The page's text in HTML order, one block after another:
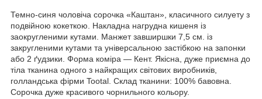
Темно-синя чоловіча сорочка «Каштан», класичного силуету з
подвійною кокеткою. Накладна нагрудна кишеня із
заокругленими кутами. Манжет завширшки 7,5 см. із
закругленими кутами та універсальною застібкою на запонки
або 2 ґудзики. Форма коміра — Кент. Якісна, дуже приємна до
тіла тканина одного з найкращих світових виробників,
голландська фірми Tootal. Склад тканини: 100% бавовна.
Сорочка дуже красивого чорнильного кольору.